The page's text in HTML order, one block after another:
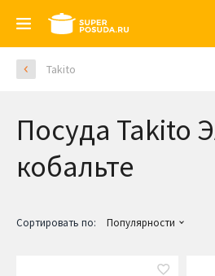
Takito
Посуда Takito
кобальте
Сортировать по: Популярности